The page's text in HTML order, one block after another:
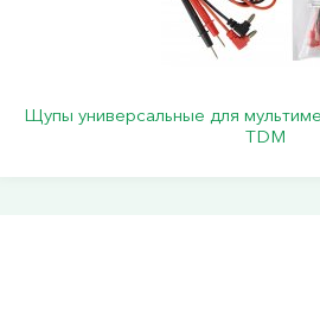
Щупы универсальные для
TDM